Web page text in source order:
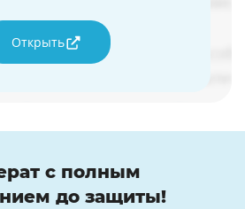
Открыть
с полным
до защиты!